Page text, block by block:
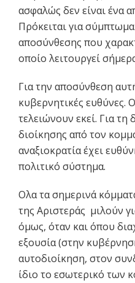
ασφαλώς δεν είναι ένα
Πρόκειται για
αποσύνθεσης που
οποίο λειτουργεί
Για την αποσύνθεση
κυβερνητικές ευθύνες.
τελειώνουν εκεί. Για
διοίκησης από τον
αναξιοκρατία έχει
πολιτικό σύστημα.
Ολα τα σημερινά
της Αριστεράς ­ μιλούν
όμως, όταν και όπου
εξουσία (στην
αυτοδιοίκηση, στον
ίδιο το εσωτερικό των